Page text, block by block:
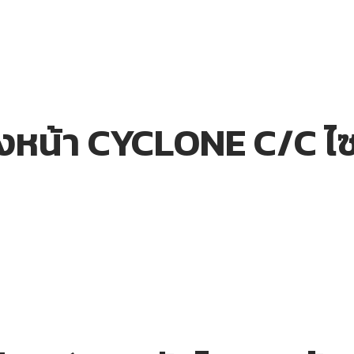
น้า CYCLONE C/C